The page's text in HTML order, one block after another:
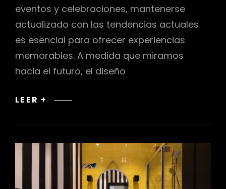
eventos y celebraciones, mantenerse
actualizado con las tendencias actuales
es esencial para ofrecer experiencias
memorables. A medida que miramos
hacia el futuro, el diseño
LEER +
TENDENCIAS
EN
DE
EVENTOS